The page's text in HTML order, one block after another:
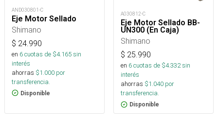
AND030801-C
Eje Motor Sellado
Shimano
$ 24.990
en 6cuotas de $4.165sin
interés
ahorras $1.000 por
transferencia.
Disponible
A030812-C
Eje Motor Sellado BB-
UN300 (En Caja)
Shimano
$ 25.990
en 6cuotas de $4.332sin
interés
ahorras $1.040 por
transferencia.
Disponible